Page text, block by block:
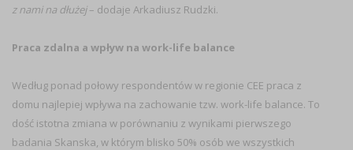
z nami na dłużej– dodaje Arkadiusz Rudzki.
Praca zdalna a wpływ na work-life balance
Według ponad połowy respondentów w regionie CEE praca z
domu najlepiej wpływa na zachowanie tzw. work-life balance. To
dość istotna zmiana w porównaniu z wynikami pierwszego
badania Skanska, w którym blisko 50% osób we wszystkich